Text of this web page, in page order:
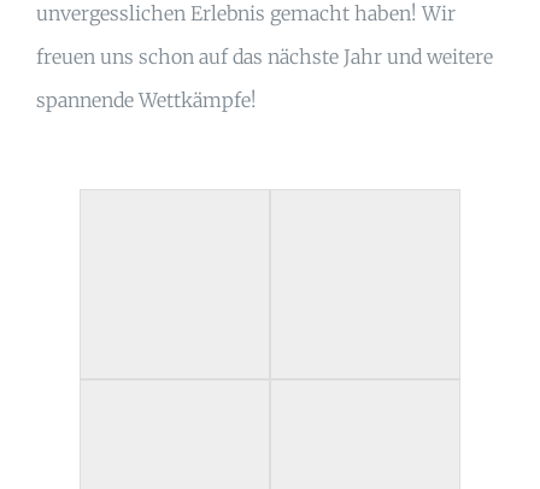
unvergesslichen Erlebnis gemacht haben! Wir
freuen uns schon auf das nächste Jahr und weitere
spannende Wettkämpfe!